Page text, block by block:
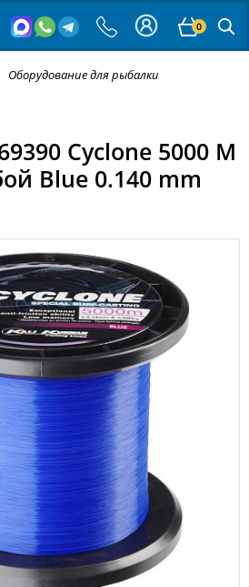
0
Оборудование для рыбалки
Cyclone 5000 M
Blue 0.140 mm